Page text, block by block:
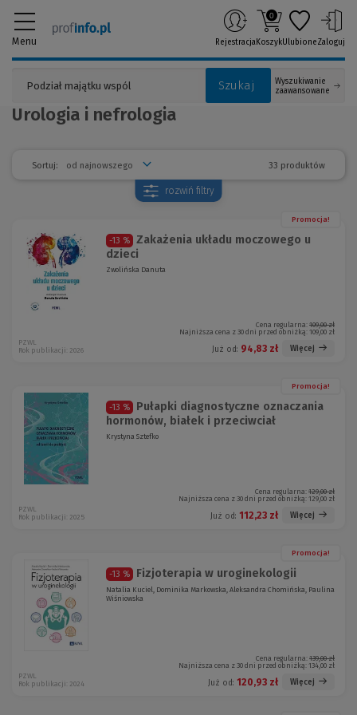
Menu
Szukaj
Wyszukiwanie
zaawansowane
Rejestracja
0
KoszykUlubioneZaloguj
Urologia i nefrologia
Sortuj: 33 produktów
rozwiń filtry
Promocja!
-13 %
Zakażenia układu moczowego u
dzieci
Zwolińska Danuta
Cena regularna: 109,00 zł
Najniższa cena z 30 dni przed obniżką: 109,00 zł
Już od: 94,83 zł Więcej
PZWL
Rok publikacji: 2026
Promocja!
-13 %
Pułapki diagnostyczne oznaczania
hormonów, białek i przeciwciał
Krystyna Sztefko
Cena regularna: 129,00 zł
Najniższa cena z 30 dni przed obniżką: 129,00 zł
Już od: 112,23 zł Więcej
PZWL
Rok publikacji: 2025
Promocja!
-13 % Fizjoterapia w uroginekologii
Natalia Kuciel, Dominika Markowska, Aleksandra Chomińska, Paulina
Wiśniowska
Cena regularna: 139,00 zł
Najniższa cena z 30 dni przed obniżką: 134,00 zł
Już od: 120,93 zł Więcej
PZWL
Rok publikacji: 2024